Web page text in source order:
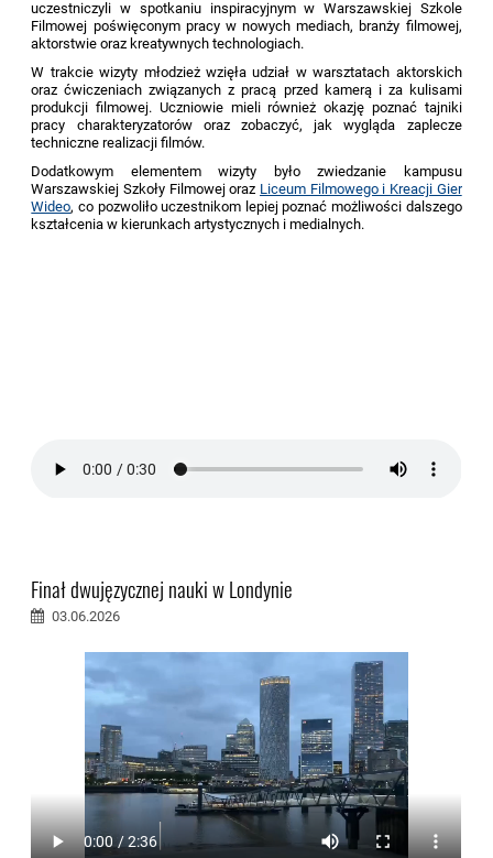
uczestniczyli w spotkaniu
inspiracyjnym w Warszawskiej Szkole
Filmowej poświęconym pracy w nowych mediach, branży filmowej,
aktorstwie oraz kreatywnych technologiach.
W trakcie wizyty młodzież wzięła udział w warsztatach aktorskich
oraz ćwiczeniach związanych z pracą przed kamerą i za kulisami
produkcji filmowej. Uczniowie mieli również okazję poznać tajniki
pracy charakteryzatorów oraz zobaczyć, jak wygląda zaplecze
techniczne realizacji filmów.
Dodatkowym elementem wizyty było zwiedzanie kampusu
Warszawskiej Szkoły Filmowej oraz Liceum Filmowego i Kreacji Gier
Wideo, co pozwoliło uczestnikom lepiej poznać możliwości dalszego
kształcenia w kierunkach artystycznych i medialnych.
Finał dwujęzycznej nauki w Londynie
03.06.2026